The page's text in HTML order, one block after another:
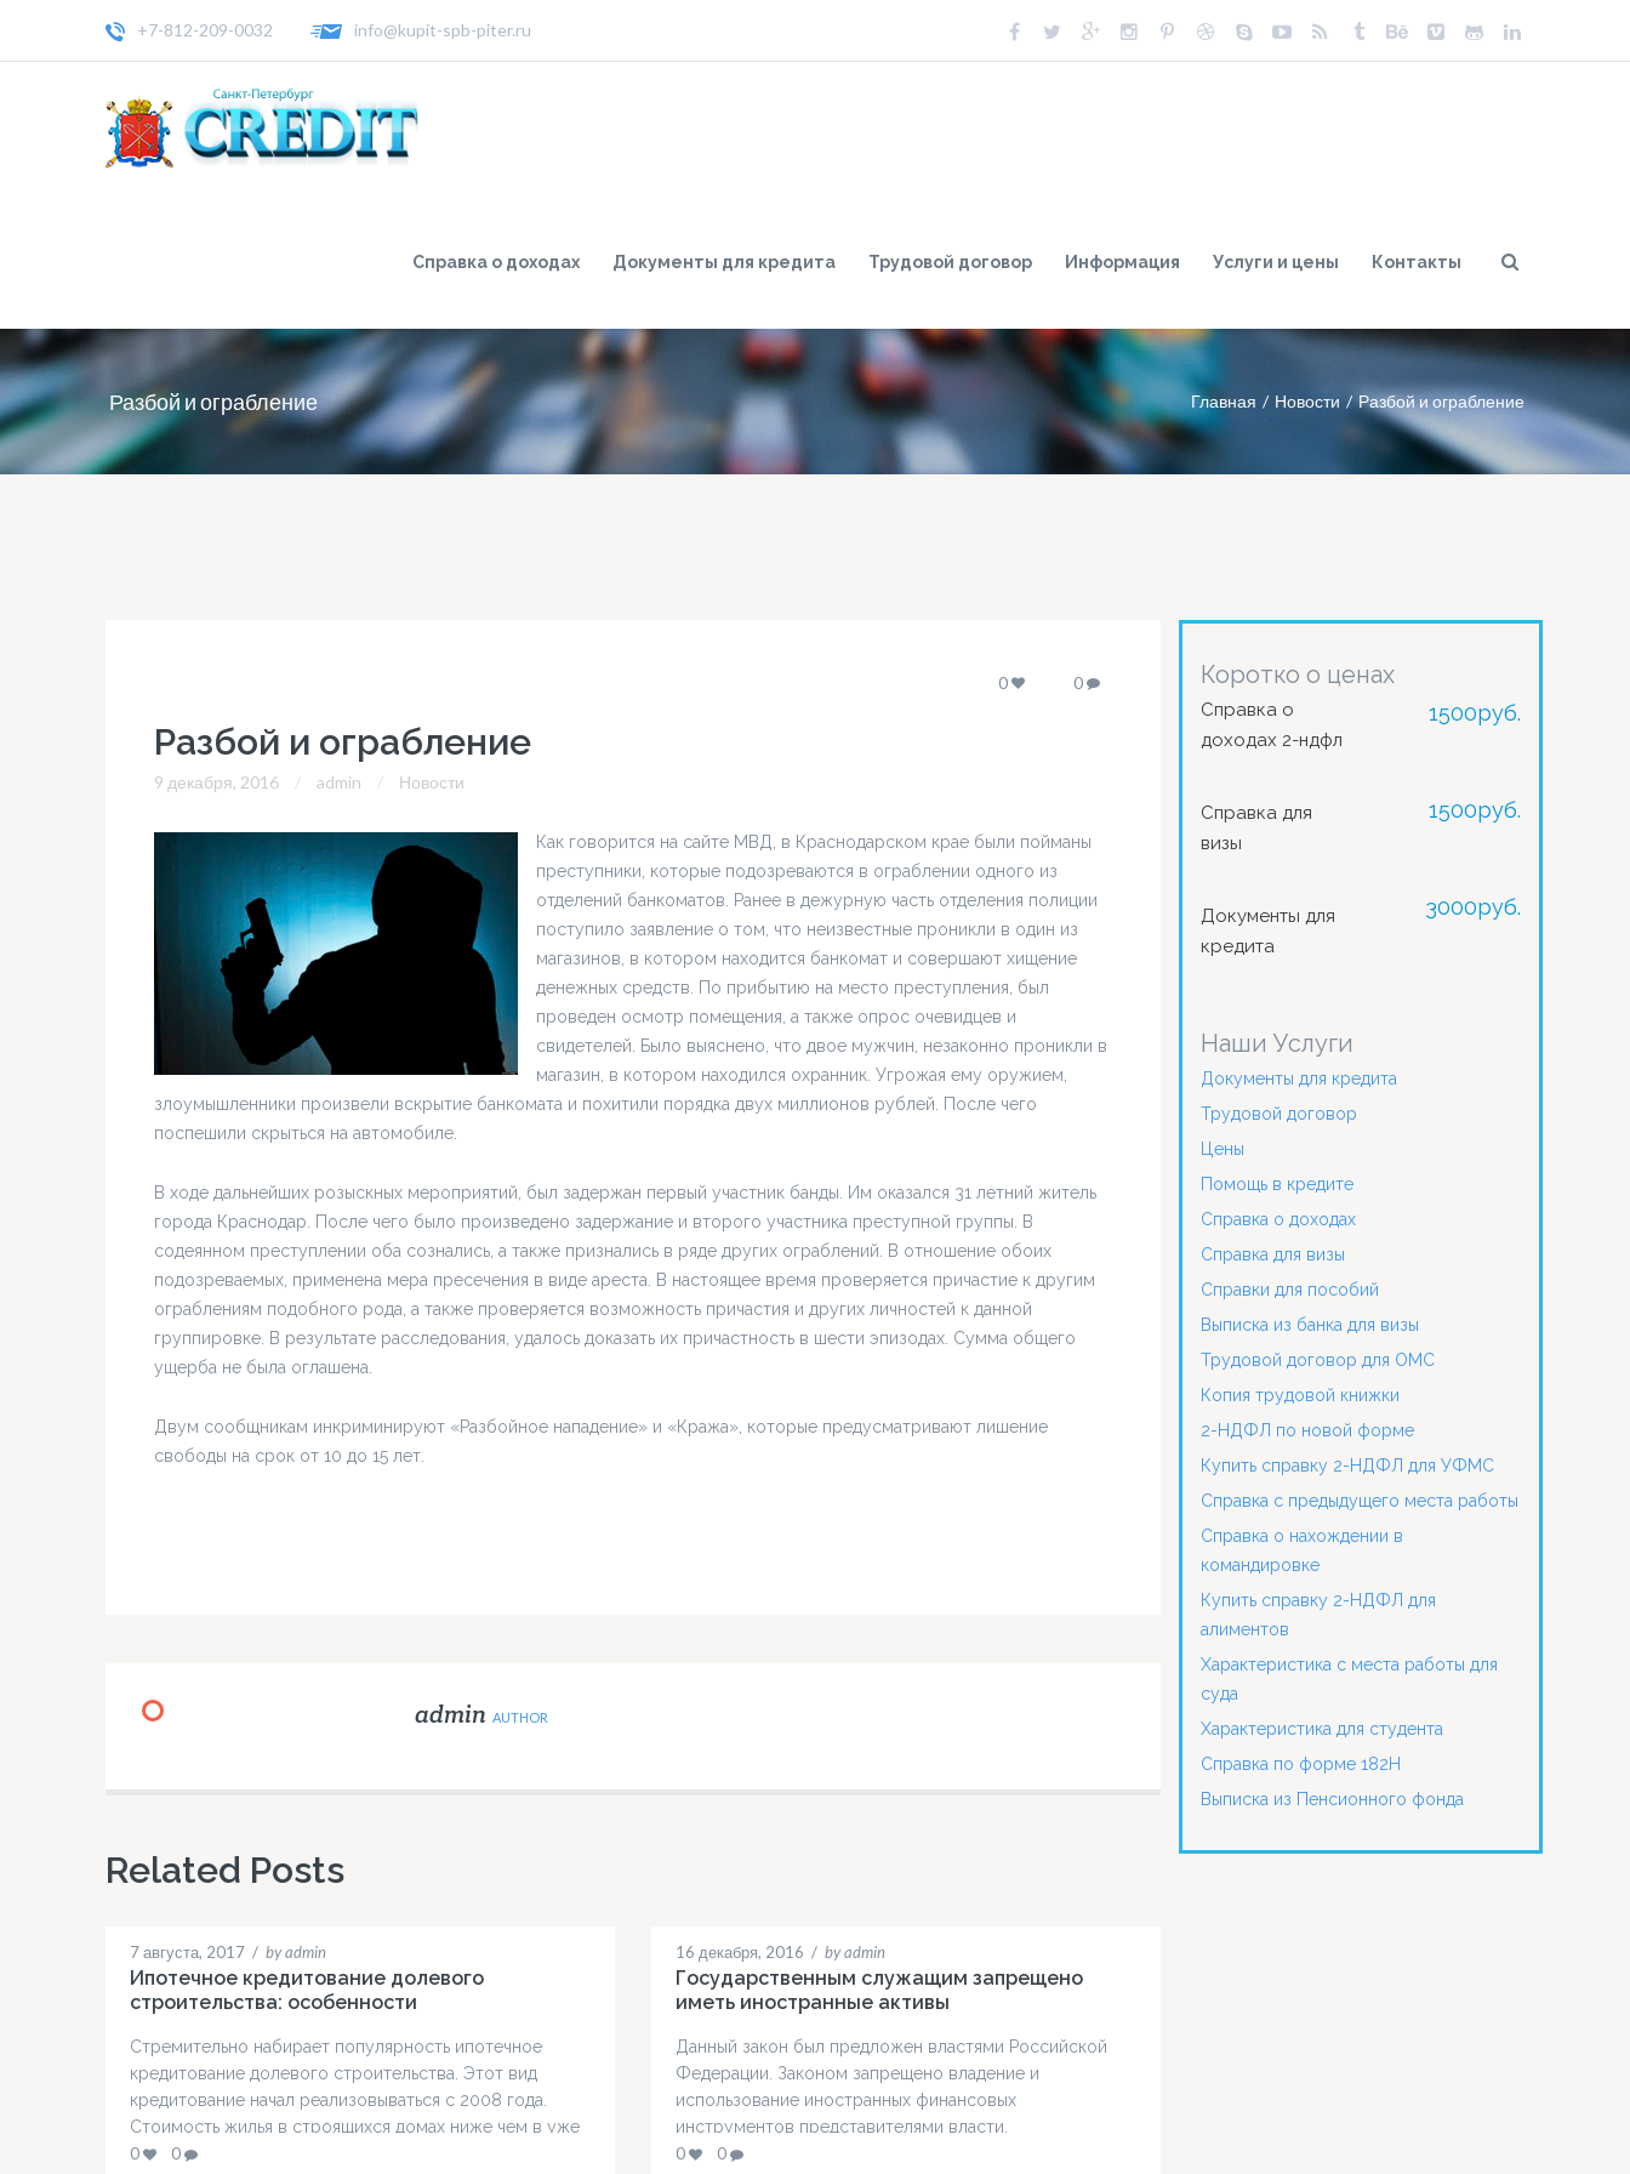
+7-812-209-0032 info@kupit-spb-piter.ru
Справка о доходах Документы для кредита Трудовой договор Информация Услуги и цены Контакты
Разбой и ограбление Главная Новости Разбой и ограбление
0 0
Разбой и ограбление
9 декабря, 2016 admin Новости
Как говорится на сайте МВД, в Краснодарском крае были пойманы
преступники, которые подозреваются в ограблении одного из
отделений банкоматов. Ранее в дежурную часть отделения полиции
поступило заявление о том, что неизвестные проникли в один из
магазинов, в котором находится банкомат и совершают хищение
денежных средств. По прибытию на место преступления, был
проведен осмотр помещения, а также опрос очевидцев и
свидетелей. Было выяснено, что двое мужчин, незаконно проникли в
магазин, в котором находился охранник. Угрожая ему оружием,
злоумышленники произвели вскрытие банкомата и похитили порядка двух миллионов рублей. После чего
поспешили скрыться на автомобиле.
В ходе дальнейших розыскных мероприятий, был задержан первый участник банды. Им оказался 31 летний житель
города Краснодар. После чего было произведено задержание и второго участника преступной группы. В
содеянном преступлении оба сознались, а также признались в ряде других ограблений. В отношение обоих
подозреваемых, применена мера пресечения в виде ареста. В настоящее время проверяется причастие к другим
ограблениям подобного рода, а также проверяется возможность причастия и других личностей к данной
группировке. В результате расследования, удалось доказать их причастность в шести эпизодах. Сумма общего
ущерба не была оглашена.
Двум сообщникам инкриминируют «Разбойное нападение» и «Кража», которые предусматривают лишение
свободы на срок от 10 до 15 лет.
admin AUTHOR
Related Posts
7 августа, 2017 / by admin
Ипотечное кредитование долевого
строительства: особенности
Стремительно набирает популярность ипотечное
кредитование долевого строительства. Этот вид
кредитование начал реализовываться с 2008 года.
Стоимость жилья в строящихся домах ниже чем в уже
сданных в эксплуатацию, что позволяет сэкономить
0 0
16 декабря, 2016 / by admin
Государственным служащим запрещено
иметь иностранные активы
Данный закон был предложен властями Российской
Федерации. Законом запрещено владение и
использование иностранных финансовых
инструментов представителями власти,
парламентариями, членами СФ, руководящим
0 0
Коротко о ценах
Справка о
доходах 2-ндфл
Справка для
визы
Документы для
кредита
1500руб.
1500руб.
3000руб.
Наши Услуги
Документы для кредита
Трудовой договор
Цены
Помощь в кредите
Справка о доходах
Справка для визы
Справки для пособий
Выписка из банка для визы
Трудовой договор для ОМС
Копия трудовой книжки
2-НДФЛ по новой форме
Купить справку 2-НДФЛ для УФМС
Справка с предыдущего места работы
Справка о нахождении в
командировке
Купить справку 2-НДФЛ для
алиментов
Характеристика с места работы для
суда
Характеристика для студента
Справка по форме 182Н
Выписка из Пенсионного фонда